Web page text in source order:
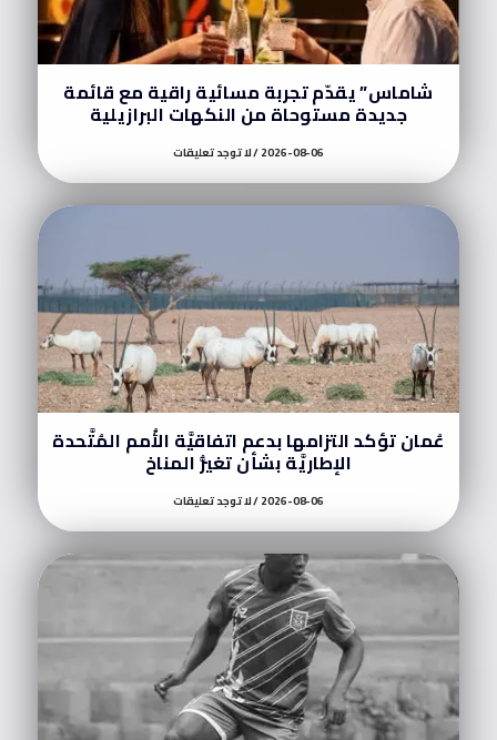
شاماس” يقدّم تجربة مسائية راقية مع قائمة
جديدة مستوحاة من النكهات البرازيلية
2026-08-06 لا توجد تعليقات
عُمان تؤكد التزامها بدعم اتفاقيَّة الأُمم المُتَّحدة
الإطاريَّة بشأن تغيُّر المناخ
2026-08-06 لا توجد تعليقات